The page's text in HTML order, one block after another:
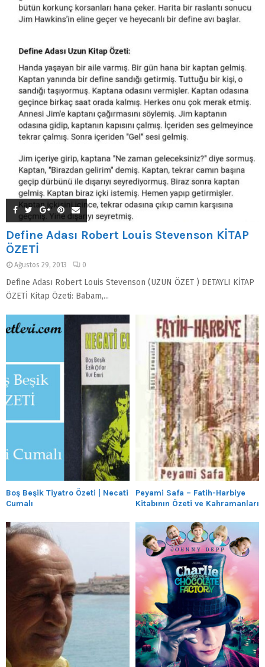
Define Adası Robert Louis Stevenson KİTAP
ÖZETİ
Ağustos 29, 2013 0
Define Adası Robert Louis Stevenson (UZUN ÖZET ) DETAYLI KİTAP
ÖZETİ Kitap Özeti: Babam,...
Boş Beşik Tiyatro Özeti | Necati
Cumalı
Peyami Safa – Fatih-Harbiye
Kitabının Özeti ve Kahramanları